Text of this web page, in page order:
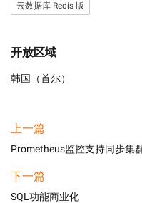
云数据库 Redis 版
开放区域
韩国（首尔）
上一篇
Prometheus监控支持同步集
下一篇
SQL功能商业化